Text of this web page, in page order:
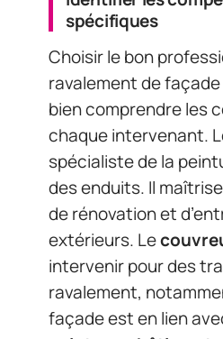
spécifiques
Choisir le bon
ravalement de
bien comprendre les
chaque intervenant.
spécialiste de la
des enduits. Il
de rénovation et
extérieurs. Le
intervenir pour des
ravalement,
façade est en lien